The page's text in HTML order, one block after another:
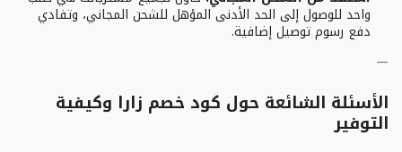
واحد للوصول إلى الحد الأدنى المؤهل للشحن المجاني، وتفادي
دفع رسوم توصيل إضافية.
—
الأسئلة الشائعة حول كود خصم زارا وكيفية
التوفير